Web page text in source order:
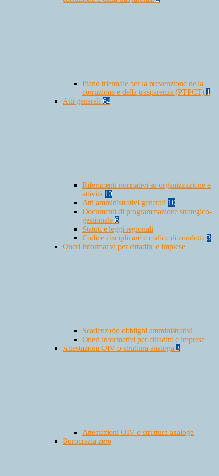
Piano triennale per la prevenzione della
corruzione e della trasparenza (PTPCT) 1
Atti generali 64
Riferimenti normativi su organizzazione e
attività 10
Atti amministrativi generali 10
Documenti di programmazione strategico-
gestionale 6
Statuti e leggi regionali
Codice disciplinare e codice di condotta 3
Oneri informativi per cittadini e imprese
Scadenzario obblighi amministrativi
Oneri informativi per cittadini e imprese
Attestazioni OIV o struttura analoga 3
Attestazioni OIV o struttura analoga
Burocrazia zero